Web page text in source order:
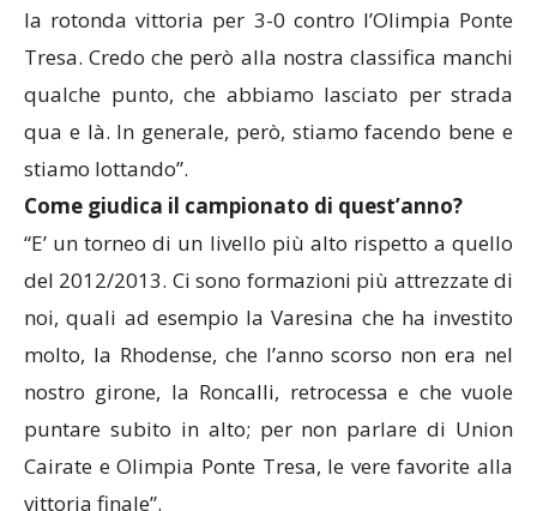
la rotonda vittoria per 3-0 contro l’Olimpia Ponte
Tresa. Credo che però alla nostra classifica manchi
qualche punto, che abbiamo lasciato per strada
qua e là. In generale, però, stiamo facendo bene e
stiamo lottando”.
Come giudica il campionato di quest’anno?
“E’ un torneo di un livello più alto rispetto a quello
del 2012/2013. Ci sono formazioni più attrezzate di
noi, quali ad esempio la Varesina che ha investito
molto, la Rhodense, che l’anno scorso non era nel
nostro girone, la Roncalli, retrocessa e che vuole
puntare subito in alto; per non parlare di Union
Cairate e Olimpia Ponte Tresa, le vere favorite alla
vittoria finale”.